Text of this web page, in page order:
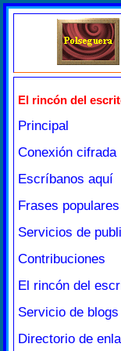
El rincón del
Principal
Conexión cifrada
Escríbanos aquí
Frases populares
Servicios de
Contribuciones
El rincón del
Servicio de blogs
Directorio de